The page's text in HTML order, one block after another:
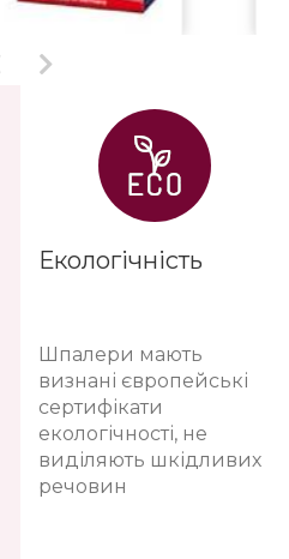
Екологічність
Шпалери мають
визнані європейські
сертифікати
екологічності, не
виділяють шкідливих
речовин